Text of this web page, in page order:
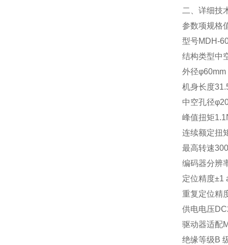
二、详细技
参数项规格
型号MDH-
结构类型中
外径φ60mm
机身长度
中空孔径
峰值扭矩
连续额定扭
最高转速
编码器分辨
定位精度±1
重复定位精
供电电压
驱动器适配
绝缘等级B